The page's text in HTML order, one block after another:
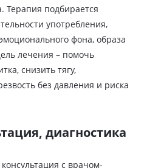
Терапия подбирается
употребления,
фона, образа
лечения – помочь
снизить тягу,
без давления и риска
диагностика
с врачом-